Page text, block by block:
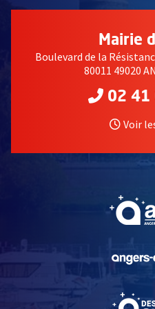
Mairie
Boulevard de la
80011 49020
02 41
Voir